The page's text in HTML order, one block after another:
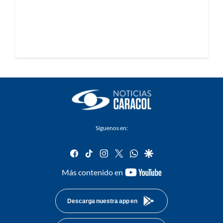
Síguenos en:
facebook
tiktok instagram
twitterwhatsapp
google
Más contenido en
youtube-
Descarga nuestra app en